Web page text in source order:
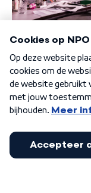
Foto: Bullet-Ray